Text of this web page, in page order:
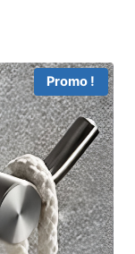
Promo !